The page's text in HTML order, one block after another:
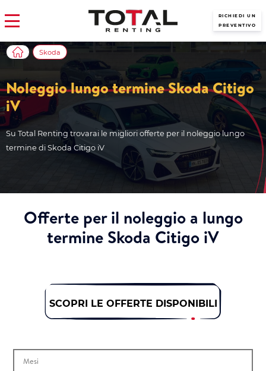
RICHIEDI UN
PREVENTIVO
Noleggio lungo termine Skoda Citigo
iV
Su Total Renting trovarai le migliori offerte per il noleggio lungo
termine di Skoda Citigo iV
Skoda
Offerte per il noleggio a lungo
termine Skoda Citigo iV
SCOPRI LE OFFERTE DISPONIBILI